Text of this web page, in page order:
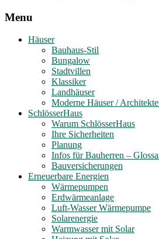
Menu
Häuser
Bauhaus-Stil
Bungalow
Stadtvillen
Klassiker
Landhäuser
Moderne Häuser /
SchlösserHaus
Warum SchlösserHaus
Ihre Sicherheiten
Planung
Infos für Bauherren –
Bauversicherungen
Erneuerbare Energien
Wärmepumpen
Erdwärmeanlage
Luft-Wasser Wärmepumpe
Solarenergie
Warmwasser mit Solar